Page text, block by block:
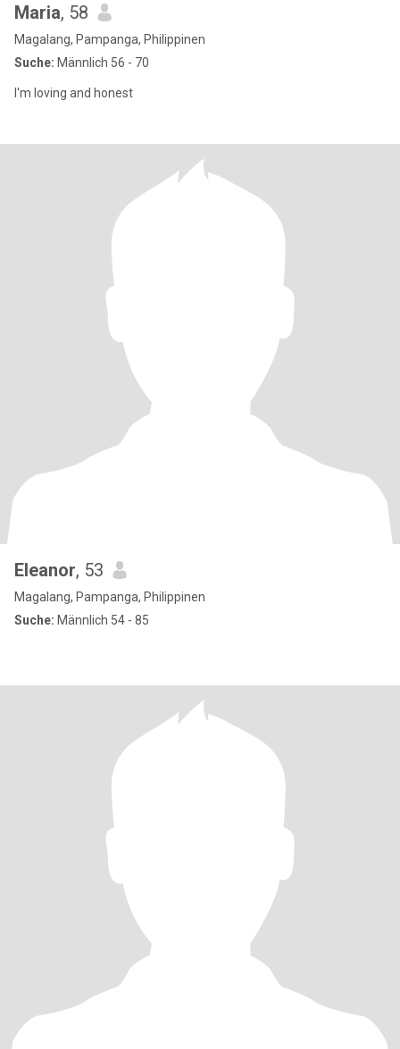
Maria, 58
Magalang, Pampanga, Philippinen
Suche: Männlich 56 - 70
I'm loving and honest
Eleanor, 53
Magalang, Pampanga, Philippinen
Suche: Männlich 54 - 85